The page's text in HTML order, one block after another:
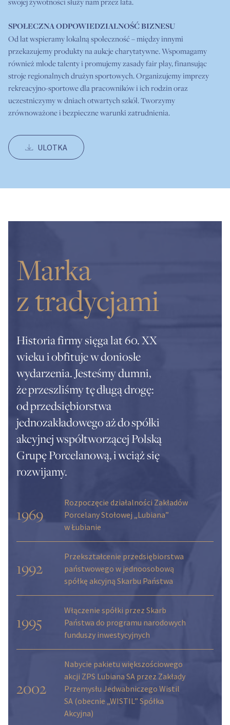
SPOŁECZNA ODPOWIEDZIALNOŚĆ BIZNESU
Od lat wspieramy lokalną społeczność – między innymi
przekazujemy produkty na aukcje charytatywne. Wspomagamy
również młode talenty i promujemy zasady fair play, finansując
stroje regionalnych drużyn sportowych. Organizujemy imprezy
rekreacyjno-sportowe dla pracowników i ich rodzin oraz
uczestniczymy w dniach otwartych szkół. Tworzymy
zrównoważone i bezpieczne warunki zatrudnienia.
ULOTKA
Marka
z tradycjami
Historia firmy sięga lat 60. XX
wieku i obfituje w doniosłe
wydarzenia. Jesteśmy dumni,
że przeszliśmy tę długą drogę:
od przedsiębiorstwa
jednozakładowego aż do spółki
akcyjnej współtworzącej Polską
Grupę Porcelanową, i wciąż się
rozwijamy.
1969
Rozpoczęcie działalności Zakładów
Porcelany Stołowej „Lubiana”
w Łubianie
1992
Przekształcenie przedsiębiorstwa
państwowego w jednoosobową
spółkę akcyjną Skarbu Państwa
1995
Włączenie spółki przez Skarb
Państwa do programu narodowych
funduszy inwestycyjnych
2002
Nabycie pakietu większościowego
akcji ZPS Lubiana SA przez Zakłady
Przemysłu Jedwabniczego Wistil
SA (obecnie „WISTIL” Spółka
Akcyjna)